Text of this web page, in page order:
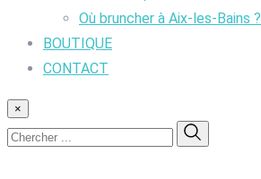
Où bruncher à Aix-les-Bains ?
BOUTIQUE
CONTACT
×